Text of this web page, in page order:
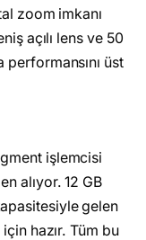
zoom imkanı
açılı lens ve 50
performansını üst
işlemcisi
alıyor. 12 GB
gelen
hazır. Tüm bu